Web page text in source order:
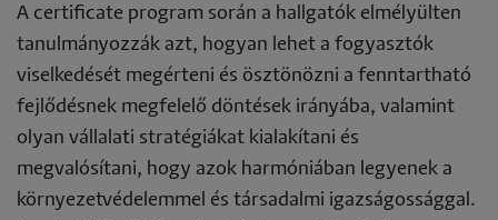
A certificate program során a hallgatók elmélyülten
tanulmányozzák azt, hogyan lehet a fogyasztók
viselkedését megérteni és ösztönözni a fenntartható
fejlődésnek megfelelő döntések irányába, valamint
olyan vállalati stratégiákat kialakítani és
megvalósítani, hogy azok harmóniában legyenek a
környezetvédelemmel és társadalmi igazságossággal.